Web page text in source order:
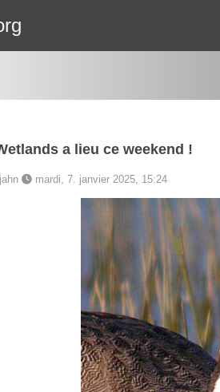
a lieu ce weekend !
mardi, 7. janvier 2025, 15:24